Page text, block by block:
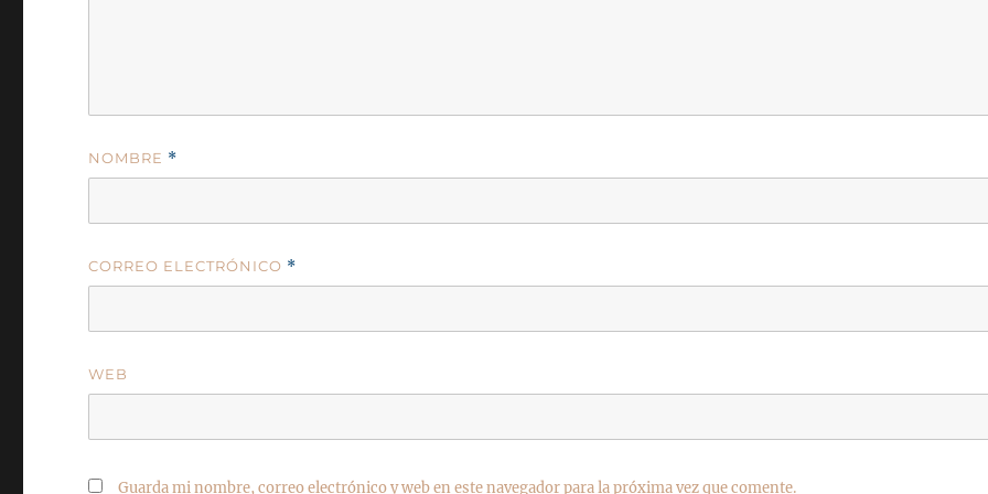
NOMBRE *
CORREO ELECTRÓNICO *
WEB
Guarda mi nombre, correo electrónico y web en este navegador para la próxima vez que comente.